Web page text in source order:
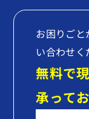
お困りご
い合わせく
無料で
承って